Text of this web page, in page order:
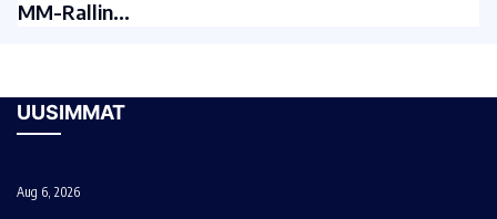
MM-Rallin…
UUSIMMAT
Aug 6, 2026